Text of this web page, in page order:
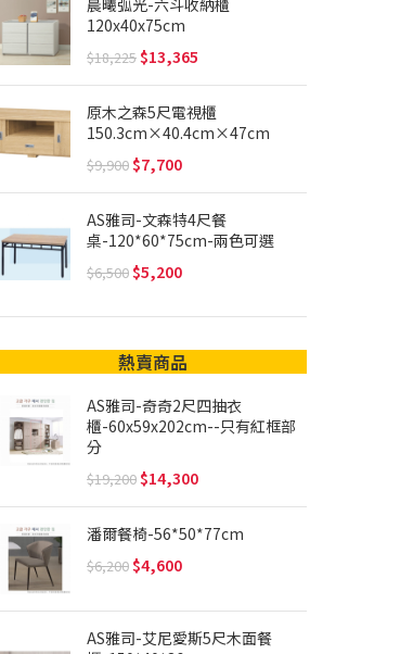
120x40x75cm
18,225 13,365
原木之森5尺電視櫃
150.3cm×40.4cm×47cm
9,900 7,700
AS雅司-文森特4尺餐
桌-120*60*75cm-兩色可選
6,500 5,200
熱賣商品
AS雅司-奇奇2尺四抽衣
櫃-60x59x202cm--只有紅框部
分
19,200 14,300
潘爾餐椅-56*50*77cm
6,200 4,600
AS雅司-艾尼愛斯5尺木面餐